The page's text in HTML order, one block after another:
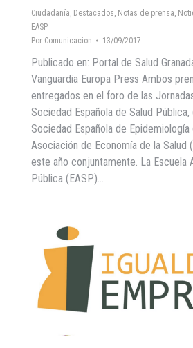
Ciudadanía Destacados Notas de prensa
EASP
Por Comunicacion 13/09/2017
Publicado en: Portal de Salud
Vanguardia Europa Press Ambos
entregados en el foro de las
Sociedad Española de Salud Pública,
Sociedad Española de Epidemiología
Asociación de Economía de la Salud
este año conjuntamente. La Escuela
Pública (EASP)…